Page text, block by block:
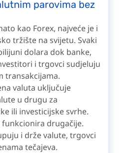
parovima bez
kao Forex, najveće je i
tržište na svijetu. Svaki
dolara dok banke,
i trgovci sudjeluju
transakcijama.
valuta uključuje
u drugu za
ili investicijske svrhe.
funkcionira drugačije.
i drže valute, trgovci
tečajeva.